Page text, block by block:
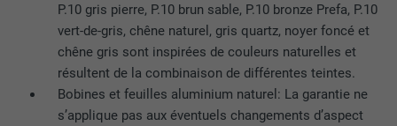
P.10 gris pierre, P.10 brun sable, P.10 bronze Prefa, P.10
vert-de-gris, chêne naturel, gris quartz, noyer foncé et
chêne gris sont inspirées de couleurs naturelles et
résultent de la combinaison de différentes teintes.
Bobines et feuilles aluminium naturel: La garantie ne
s’applique pas aux éventuels changements d’aspect